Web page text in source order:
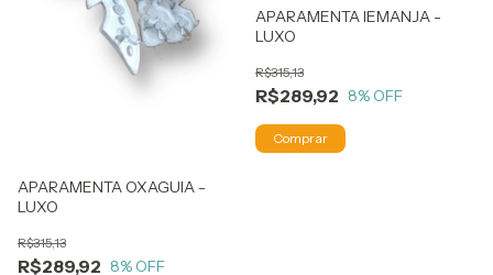
APARAMENTA OXAGUIA -
LUXO
R$289,92
R$315,13
8% OFF
APARAMENTA IEMANJA -
LUXO
R$289,92
R$315,13
8% OFF